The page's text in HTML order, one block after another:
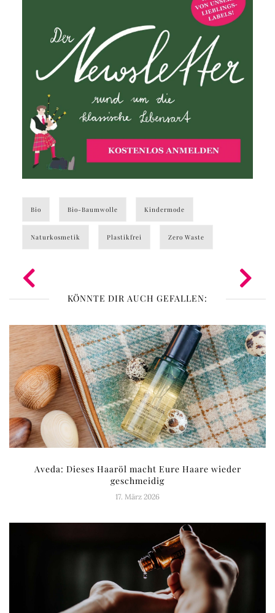
Bio Bio-Baumwolle Kindermode
Naturkosmetik Plastikfrei Zero Waste
KÖNNTE DIR AUCH GEFALLEN:
Aveda: Dieses Haaröl macht Eure Haare wieder
geschmeidig
17. März 2026